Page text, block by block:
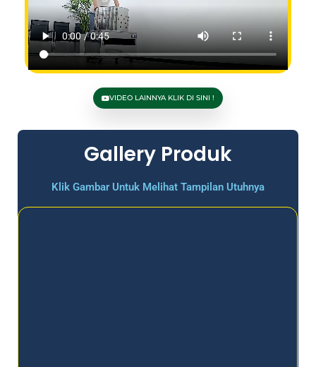
VIDEO LAINNYA KLIK DI SINI !
Gallery Produk
Klik Gambar Untuk Melihat Tampilan Utuhnya